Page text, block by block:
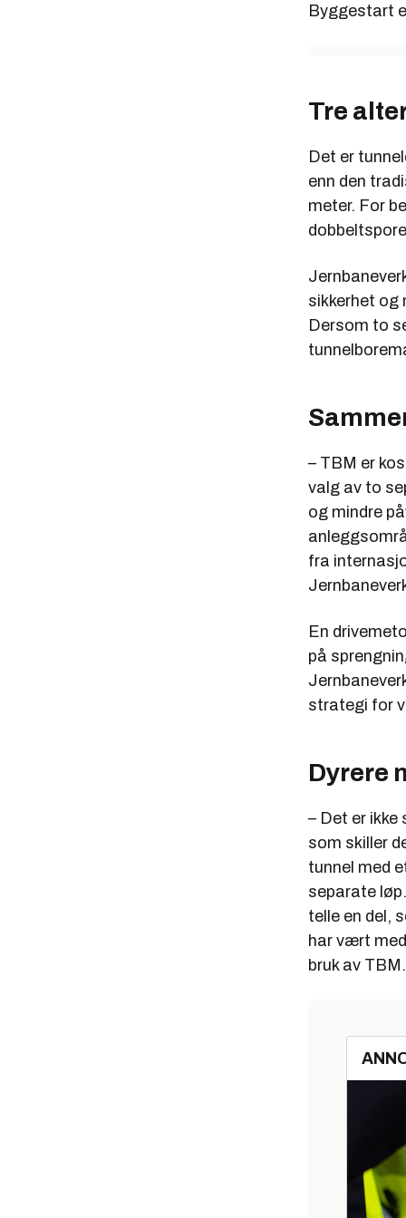
En del
Kan
løp.
Må ha
finne
TBM:
Lite
Ikke
den store
Vanntett
men det
Grunnet
Byggestart
Tre
Det er
enn den
meter. For
sikkerhet og
Dersom to
– TBM er
valg av to
og mindre
fra
En
på
strategi for
Dyrere
– Det er
som skiller
tunnel med
separate
telle en del,
har vært
bruk av TBM.